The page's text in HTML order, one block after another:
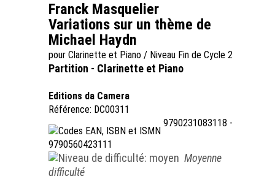
Franck Masquelier
Variations sur un thème de
Michael Haydn
pour Clarinette et Piano / Niveau Fin de Cycle 2
Partition - Clarinette et Piano
Editions da Camera
Référence: DC00311
9790231083118 -
9790560423111
Moyenne
difficulté